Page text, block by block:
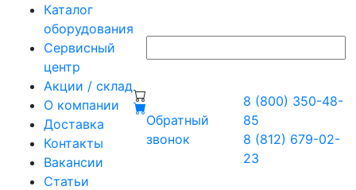
Каталог
оборудования
Сервисный
центр
Акции / склад
О компании
Доставка
Контакты
Вакансии
Статьи
Обратный
звонок
8 (800) 350-48-
85
8 (812) 679-02-
23